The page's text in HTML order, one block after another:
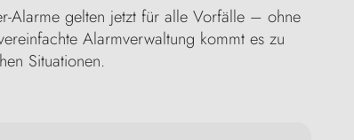
Alarme gelten jetzt für alle Vorfälle – ohne
Alarmverwaltung kommt es zu
Situationen.